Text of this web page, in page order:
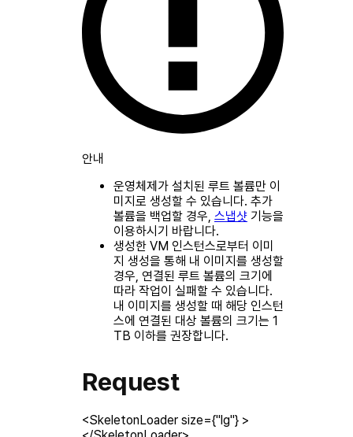
안내
운영체제가 설치된 루트 볼륨만 이
미지로 생성할 수 있습니다. 추가
볼륨을 백업할 경우, 스냅샷 기능을
이용하시기 바랍니다.
생성한 VM 인스턴스로부터 이미
지 생성을 통해 내 이미지를 생성할
경우, 연결된 루트 볼륨의 크기에
따라 작업이 실패할 수 있습니다.
내 이미지를 생성할 때 해당 인스턴
스에 연결된 대상 볼륨의 크기는 1
TB 이하를 권장합니다.
Request
<SkeletonLoader size={"lg"} >